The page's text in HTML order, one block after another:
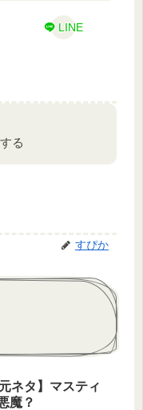
LINE
る
すぴか
ネタ】マスティ
魔？